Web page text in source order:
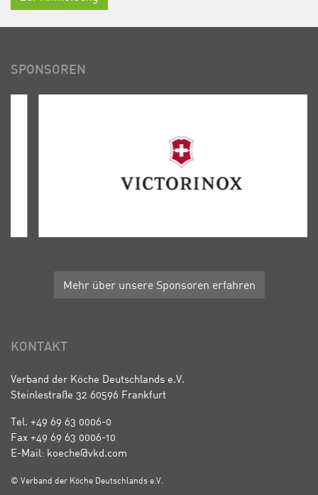
SPONSOREN
Mehr über unsere Sponsoren erfahren
KONTAKT
Verband der Köche Deutschlands e.V.
Steinlestraße 32 60596 Frankfurt
Tel. +49 69 63 0006-0
Fax +49 69 63 0006-10
E-Mail: koeche@vkd.com
© Verband der Köche Deutschlands e.V.